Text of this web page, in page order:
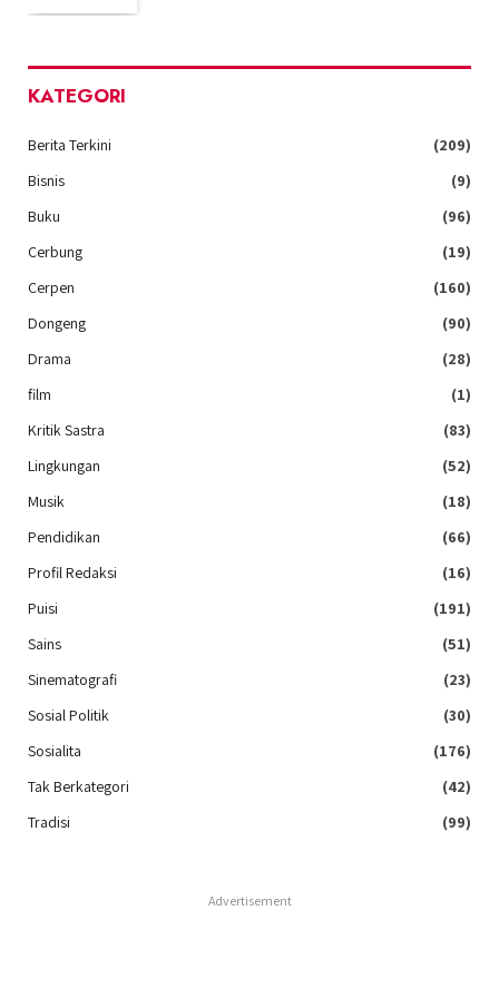
KATEGORI
Berita Terkini
(209)
Bisnis
(9)
Buku
(96)
Cerbung
(19)
Cerpen
(160)
Dongeng
(90)
Drama
(28)
film
(1)
Kritik Sastra
(83)
Lingkungan
(52)
Musik
(18)
Pendidikan
(66)
Profil Redaksi
(16)
Puisi
(191)
Sains
(51)
Sinematografi
(23)
Sosial Politik
(30)
Sosialita
(176)
Tak Berkategori
(42)
Tradisi
(99)
Advertisement